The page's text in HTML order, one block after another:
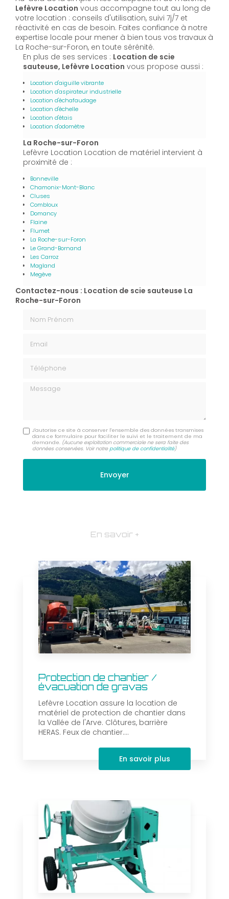
Lefèvre Location vous accompagne tout au long de
votre location : conseils d'utilisation, suivi 7j/7 et
réactivité en cas de besoin. Faites confiance à notre
expertise locale pour mener à bien tous vos travaux à
La Roche-sur-Foron, en toute sérénité.
En plus de ses services : Location de scie
sauteuse, Lefèvre Location vous propose aussi :
Location d'aiguille vibrante
Location d'aspirateur industrielle
Location d'échafaudage
Location d'échelle
Location d'étais
Location d'odomètre
La Roche-sur-Foron
Lefèvre Location Location de matériel intervient à
proximité de :
Bonneville
Chamonix-Mont-Blanc
Cluses
Combloux
Domancy
Flaine
Flumet
La Roche-sur-Foron
Le Grand-Bornand
Les Carroz
Magland
Megève
Contactez-nous : Location de scie sauteuse La
Roche-sur-Foron
Message
J'autorise ce site à conserver l'ensemble des données transmises
dans ce formulaire pour faciliter le suivi et le traitement de ma
demande. (Aucune exploitation commerciale ne sera faite des
données conservées. Voir notrepolitique de confidentialité)
En savoir +
Protection de chantier /
évacuation de gravas
Lefèvre Location assure la location de
matériel de protection de chantier dans
la Vallée de l'Arve. Clôtures, barrière
HERAS. Feux de chantier....
En savoir plus